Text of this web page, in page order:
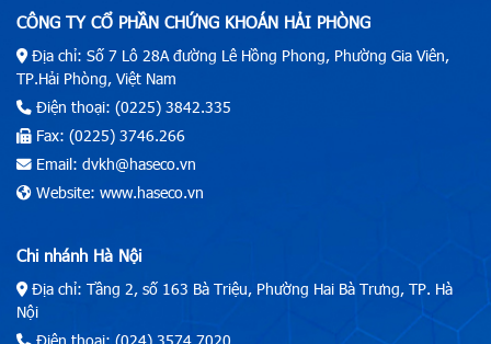
CÔNG TY CỔ PHẦN CHỨNG KHOÁN HẢI PHÒNG
Địa chỉ: Số 7 Lô 28A đường Lê Hồng Phong, Phường Gia Viên,
TP.Hải Phòng, Việt Nam
Điện thoại: (0225) 3842.335
Fax: (0225) 3746.266
Email: dvkh@haseco.vn
Website: www.haseco.vn
Chi nhánh Hà Nội
Địa chỉ: Tầng 2, số 163 Bà Triệu, Phường Hai Bà Trưng, TP. Hà
Nội